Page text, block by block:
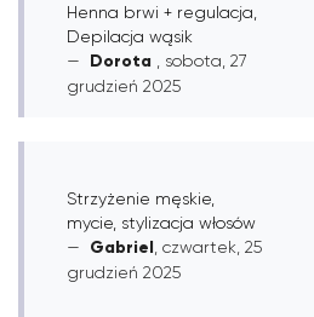
Henna brwi + regulacja,
Depilacja wąsik
Dorota
, sobota, 27
grudzień 2025
Strzyżenie męskie,
mycie, stylizacja włosów
Gabriel , czwartek, 25
grudzień 2025